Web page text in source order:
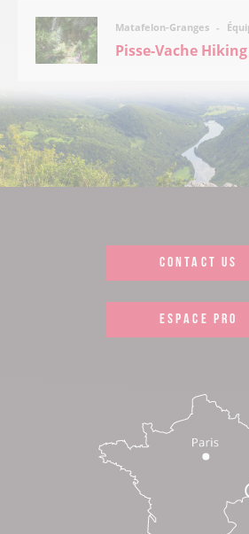
Matafelon-Granges
Pisse-Vache
CONTACT US
ESPACE PRO